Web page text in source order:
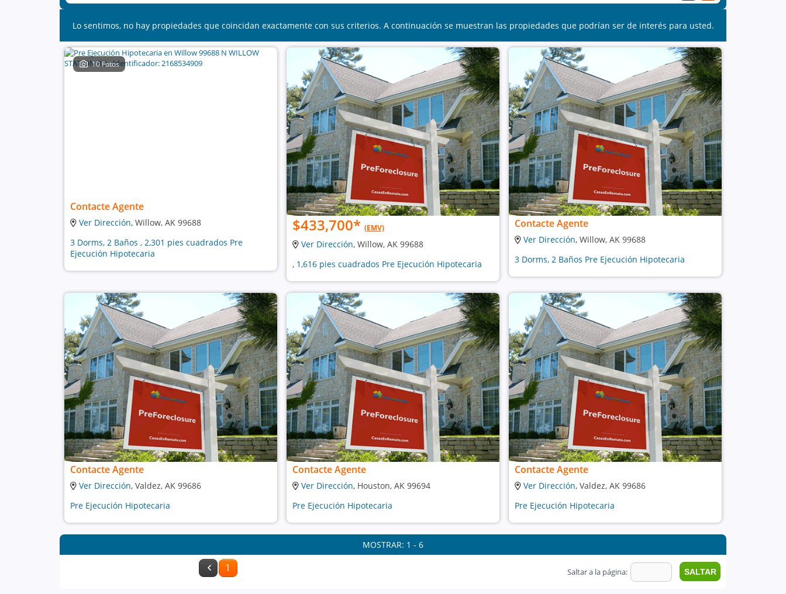
Lo sentimos, no hay propiedades que coincidan exactamente con sus criterios. A continuación se muestran las propiedades que podrían ser de interés para usted.
10 Fotos
Contacte Agente
Ver Dirección, Willow, AK 99688
3 Dorms, 2 Baños , 2,301 pies cuadrados Pre
Ejecución Hipotecaria
$433,700* (EMV)
Ver Dirección, Willow, AK 99688
, 1,616 pies cuadrados Pre Ejecución Hipotecaria
Contacte Agente
Ver Dirección, Willow, AK 99688
3 Dorms, 2 Baños Pre Ejecución Hipotecaria
Contacte Agente
Ver Dirección, Valdez, AK 99686
Pre Ejecución Hipotecaria
Contacte Agente
Ver Dirección, Houston, AK 99694
Pre Ejecución Hipotecaria
Contacte Agente
Ver Dirección, Valdez, AK 99686
Pre Ejecución Hipotecaria
MOSTRAR: 1 - 6
Saltar a la página:
1